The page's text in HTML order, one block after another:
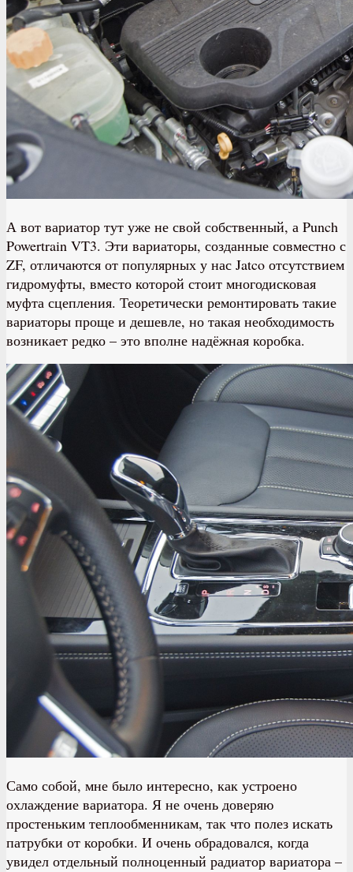
А вот вариатор тут уже не свой собственный, а Punch
Powertrain VT3. Эти вариаторы, созданные совместно с
ZF, отличаются от популярных у нас Jatco отсутствием
гидромуфты, вместо которой стоит многодисковая
муфта сцепления. Теоретически ремонтировать такие
вариаторы проще и дешевле, но такая необходимость
возникает редко – это вполне надёжная коробка.
Само собой, мне было интересно, как устроено
охлаждение вариатора. Я не очень доверяю
простеньким теплообменникам, так что полез искать
патрубки от коробки. И очень обрадовался, когда
увидел отдельный полноценный радиатор вариатора –